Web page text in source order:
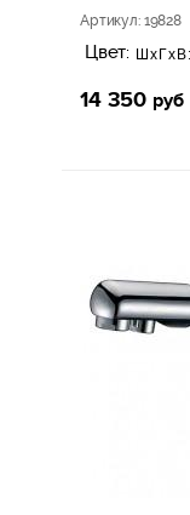
Артикул: 19828
Цвет: ШхГхВ:
14 350 руб